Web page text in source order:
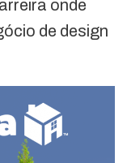
onde
de design